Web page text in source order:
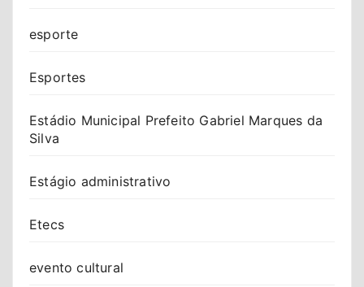
esporte
Esportes
Estádio Municipal Prefeito Gabriel Marques da
Silva
Estágio administrativo
Etecs
evento cultural